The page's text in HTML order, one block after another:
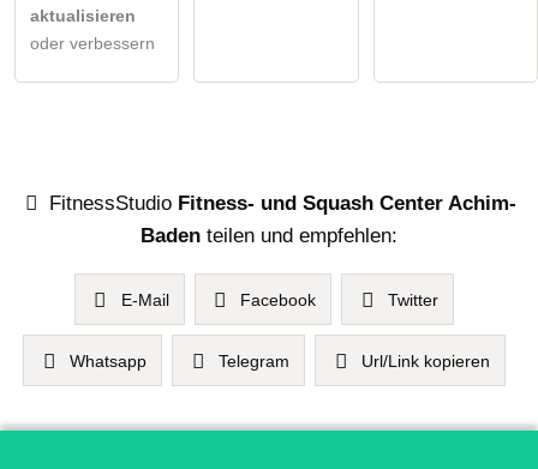
aktualisieren
oder verbessern
FitnessStudio Fitness- und Squash Center Achim-
Baden teilen und empfehlen:
E-Mail Facebook Twitter
Whatsapp Telegram Url/Link kopieren